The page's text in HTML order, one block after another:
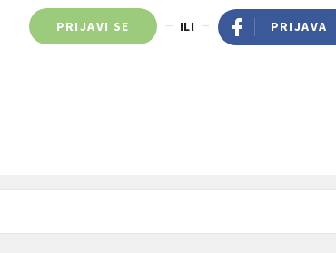
PRIJAVI SE ILI PRIJAVA